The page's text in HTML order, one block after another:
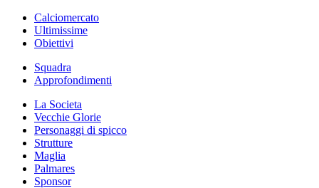
Calciomercato
Ultimissime
Obiettivi
Squadra
Approfondimenti
La Societa
Vecchie Glorie
Personaggi di spicco
Strutture
Maglia
Palmares
Sponsor